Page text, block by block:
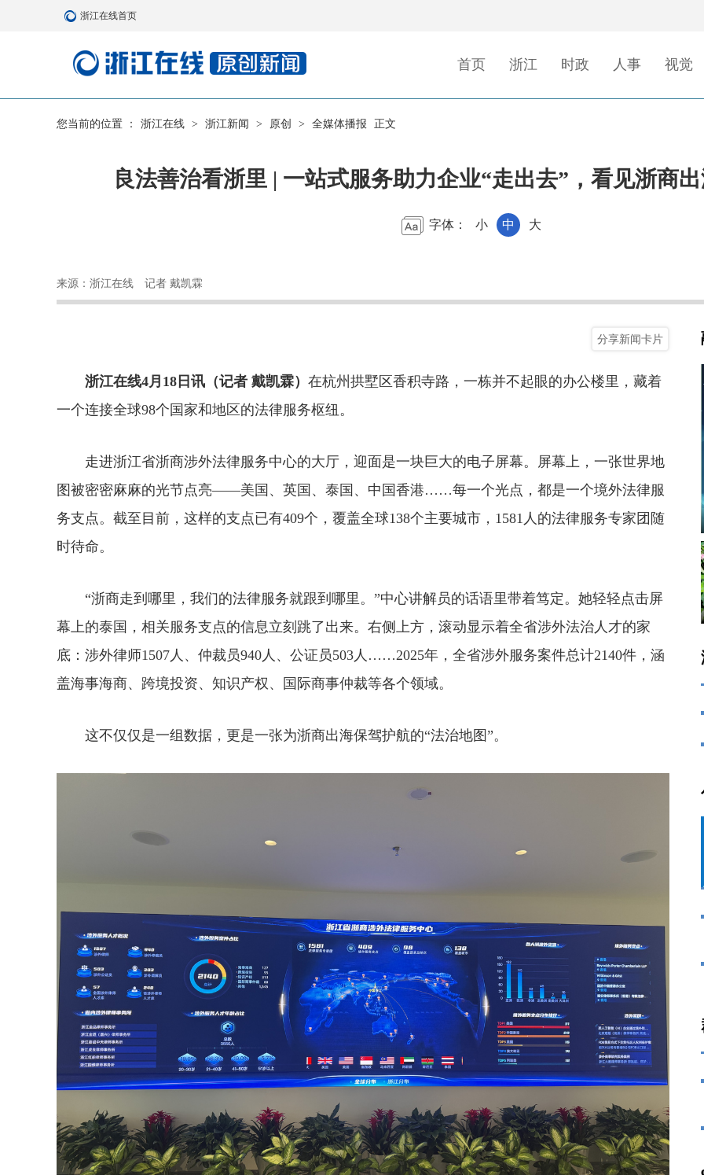
浙江在线首页
首页 浙江 时政 人事 视觉
您当前的位置 ： 浙江在线 > 浙江新闻 > 原创 > 全媒体播报 正文
良法善治看浙里 | 一站式服务助力企业“走出去”，看见浙商
字体： 小 中 大
来源：浙江在线 记者 戴凯霖
分享新闻卡片
浙江在线4月18日讯（记者 戴凯霖） 在杭州拱墅区香积寺路，一栋并不起眼的办公楼里，藏着
一个连接全球98个国家和地区的法律服务枢纽。
走进浙江省浙商涉外法律服务中心的大厅，迎面是一块巨大的电子屏幕。屏幕上，一张世界地
图被密密麻麻的光节点亮——美国、英国、泰国、中国香港……每一个光点，都是一个境外法律服
务支点。截至目前，这样的支点已有409个，覆盖全球138个主要城市，1581人的法律服务专家团随
时待命。
“浙商走到哪里，我们的法律服务就跟到哪里。”中心讲解员的话语里带着笃定。她轻轻点击屏
幕上的泰国，相关服务支点的信息立刻跳了出来。右侧上方，滚动显示着全省涉外法治人才的家
底：涉外律师1507人、仲裁员940人、公证员503人……2025年，全省涉外服务案件总计2140件，涵
盖海事海商、跨境投资、知识产权、国际商事仲裁等各个领域。
这不仅仅是一组数据，更是一张为浙商出海保驾护航的“法治地图”。